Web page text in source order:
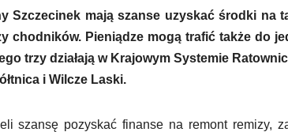
Szczecinek mają szanse uzyskać środki na
chodników. Pieniądze mogą trafić także do
trzy działają w Krajowym Systemie
i Wilcze Laski.
szansę pozyskać finanse na remont remizy,